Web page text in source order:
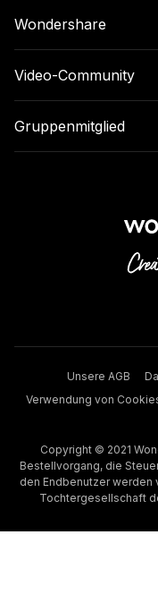
Wondershare
Video-Community
Gruppenmitglied
Unsere AGB
Verwendung von
Copyright © 2021
Bestellvorgang, die
den Endbenutzer werden
Tochtergesellschaft